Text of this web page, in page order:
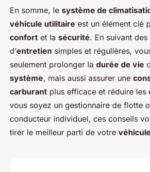
En somme, le système de
véhicule utilitaire est un élément clé
confort et la sécurité. En suivant des
d’entretien simples et régulières,
seulement prolonger la durée de vie
système, mais aussi assurer une
carburant plus efficace et réduire les
vous soyez un gestionnaire de flotte
conducteur individuel, ces conseils
tirer le meilleur parti de votre